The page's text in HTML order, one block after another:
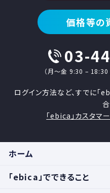
価格等の
03-
（月〜金 9:30 – 18:30
ログイン方法など、すでに「
「ebica」カスタマ
ホーム
「ebica」でできること